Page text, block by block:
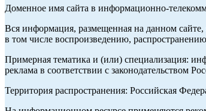
Доменное имя сайта в информационно-
Вся информация, размещенная на данном
в том числе воспроизведению,
Примерная тематика и (или) специализация:
реклама в соответствии с законодательством
Территория распространения: Российская